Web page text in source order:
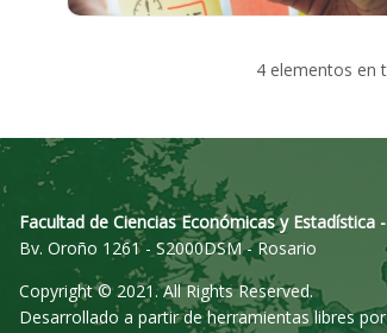
4 elementos en
Facultad de Ciencias Económicas y
Bv. Oroño 1261 - S2000DSM - Rosario
Copyright © 2021. All Rights Reserved.
Desarrollado a partir de herramientas libres